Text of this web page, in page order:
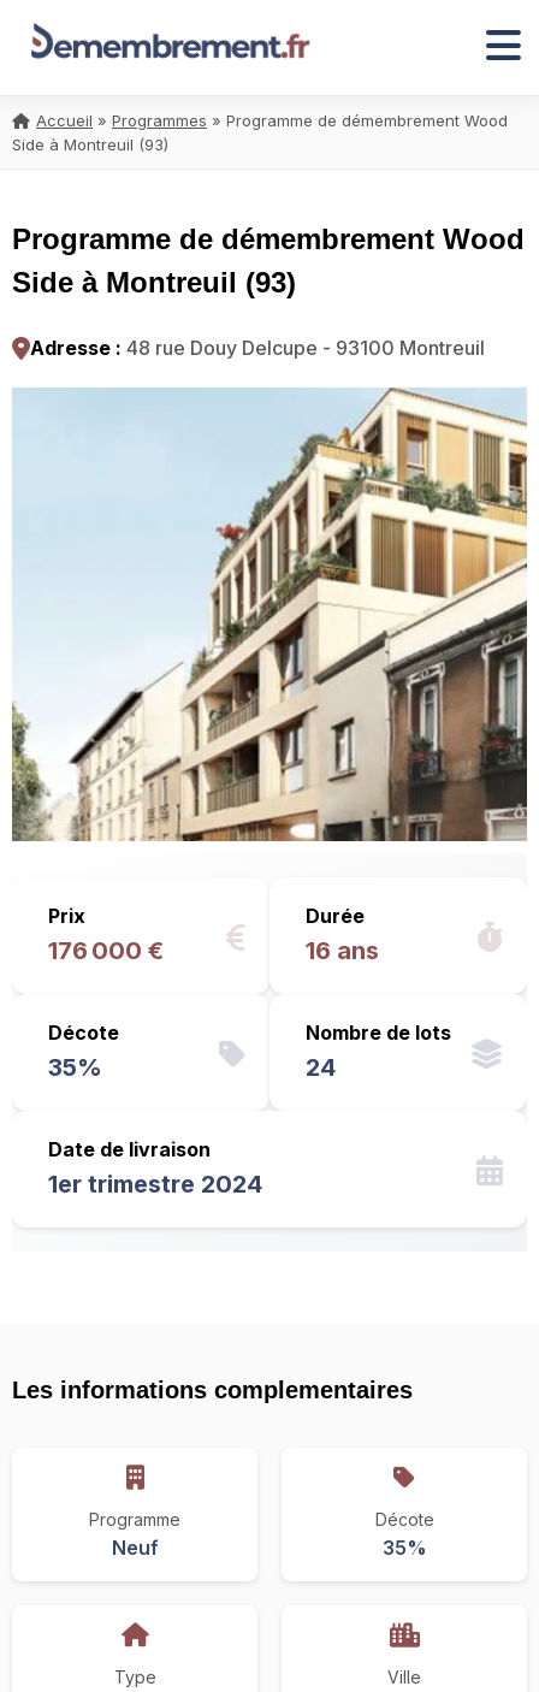
Accueil » Programmes » Programme de démembrement Wood
Side à Montreuil (93)
Programme de démembrement Wood
Side à Montreuil (93)
Adresse : 48 rue Douy Delcupe - 93100 Montreuil
Prix
176 000 €
Durée
16 ans
Décote
35%
Nombre de lots
24
Date de livraison
1er trimestre 2024
Les informations complementaires
Programme
Neuf
Décote
35%
Type Ville